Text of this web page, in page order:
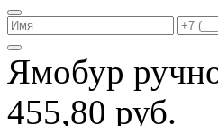
Ямобур
455,80 руб.